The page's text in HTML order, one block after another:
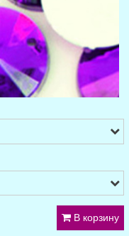
В корзину